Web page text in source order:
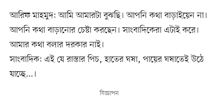
আরিফ মাহমুদ: আমি আমারটা বুঝছি। আপনি কথা বাড়াইয়েন না।
আপনি কথা বাড়ানোর চেষ্টা করছেন। সাংবাদিকেরা এটাই করে।
আমার কথা বলার দরকার নাই।
সাংবাদিক: এই যে রাস্তার পিচ, হাতের ঘষা, পায়ের ঘষাতেই উঠে
যাচ্ছে...।